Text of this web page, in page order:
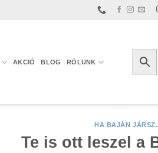
AKCIÓ BLOG RÓLUNK
HA BAJÁN
Te is ott leszel a